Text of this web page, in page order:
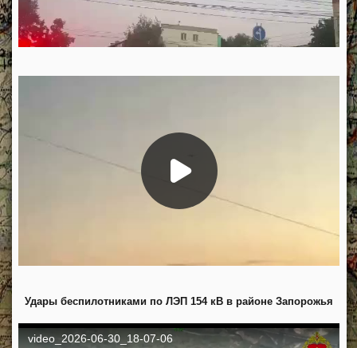
Удары беспилотниками по ЛЭП 154 кВ в районе Запорожья